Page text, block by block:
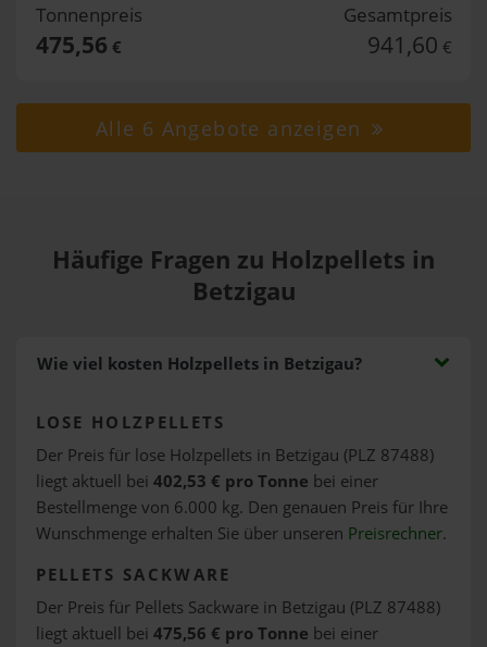
Tonnenpreis
475,56 €
Gesamtpreis
941,60 €
Alle 6 Angebote anzeigen
Häufige Fragen zu Holzpellets in
Betzigau
Wie viel kosten Holzpellets in Betzigau?
LOSE HOLZPELLETS
Der Preis für lose Holzpellets in Betzigau (PLZ 87488)
liegt aktuell bei 402,53 € pro Tonne bei einer
Bestellmenge von 6.000 kg. Den genauen Preis für Ihre
Wunschmenge erhalten Sie über unseren Preisrechner.
PELLETS SACKWARE
Der Preis für Pellets Sackware in Betzigau (PLZ 87488)
liegt aktuell bei 475,56 € pro Tonne bei einer